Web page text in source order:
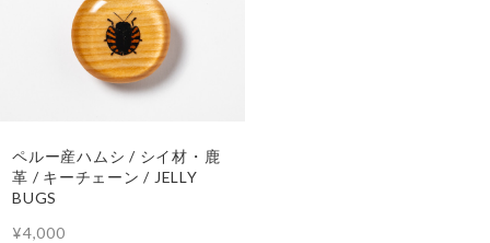
ペルー産ハムシ / シイ材・鹿
革 / キーチェーン / JELLY
BUGS
¥4,000